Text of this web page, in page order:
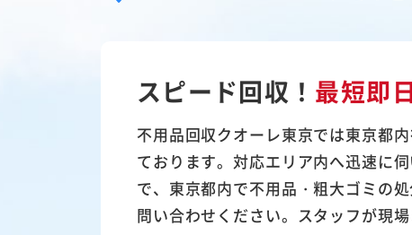
スピード回収！ 最短即
不用品回収クオーレ東京では東京都
ております。対応エリア内へ迅速に
で、東京都内で不用品・粗大ゴミの
問い合わせください。スタッフが現場